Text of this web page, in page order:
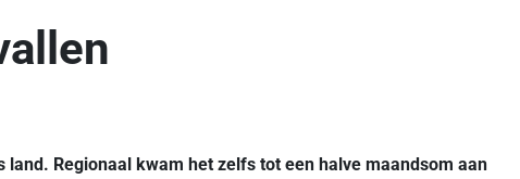
Regionaal kwam het zelfs tot een halve maandsom aan